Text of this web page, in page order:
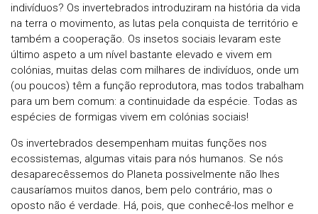
indivíduos? Os invertebrados introduziram na história da vida
na terra o movimento, as lutas pela conquista de território e
também a cooperação. Os insetos sociais levaram este
último aspeto a um nível bastante elevado e vivem em
colónias, muitas delas com milhares de indivíduos, onde um
(ou poucos) têm a função reprodutora, mas todos trabalham
para um bem comum: a continuidade da espécie. Todas as
espécies de formigas vivem em colónias sociais!
Os invertebrados desempenham muitas funções nos
ecossistemas, algumas vitais para nós humanos. Se nós
desaparecêssemos do Planeta possivelmente não lhes
causaríamos muitos danos, bem pelo contrário, mas o
oposto não é verdade. Há, pois, que conhecê-los melhor e